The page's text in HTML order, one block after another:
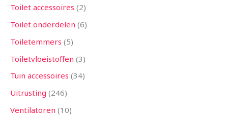
Toilet accessoires 2
Toilet onderdelen 6
Toiletemmers 5
Toiletvloeistoffen 3
Tuin accessoires 34
Uitrusting 246
Ventilatoren 10